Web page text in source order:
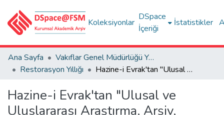
Koleksiyonlar
DSpace
İçeriği
İstatistikler
Ana Sayfa
Vakıflar Genel Müdürlüğü Yayınları
Restorasyon Yıllığı
Hazine-i Evrak'tan "Ulusal ve Uluslararası Araştırma, Arşiv, Belgeleme ve Okuma Salonu'na"
Hazine-i Evrak'tan "Ulusal ve
Uluslararası Araştırma, Arşiv,